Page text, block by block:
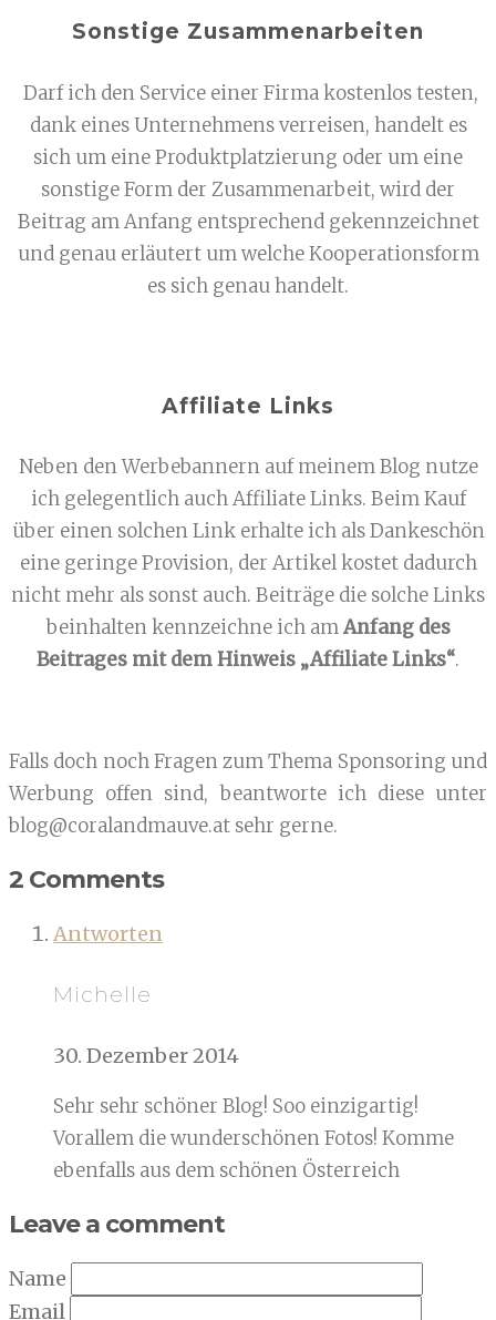
Sonstige Zusammenarbeiten
Darf ich den Service einer Firma kostenlos testen,
dank eines Unternehmens verreisen, handelt es
sich um eine Produktplatzierung oder um eine
sonstige Form der Zusammenarbeit, wird der
Beitrag am Anfang entsprechend gekennzeichnet
und genau erläutert um welche Kooperationsform
es sich genau handelt.
Affiliate Links
Neben den Werbebannern auf meinem Blog nutze
ich gelegentlich auch Affiliate Links. Beim Kauf
über einen solchen Link erhalte ich als Dankeschön
eine geringe Provision, der Artikel kostet dadurch
nicht mehr als sonst auch. Beiträge die solche Links
beinhalten kennzeichne ich amAnfang des
Beitrages mit dem Hinweis „Affiliate Links“.
Falls doch noch Fragen zum Thema Sponsoring und
Werbung offen sind, beantworte ich diese unter
blog@coralandmauve.at sehr gerne.
2 Comments
Antworten
Michelle
30. Dezember 2014
Sehr sehr schöner Blog! Soo einzigartig!
Vorallem die wunderschönen Fotos! Komme
ebenfalls aus dem schönen Österreich
Leave a comment
Name
Email